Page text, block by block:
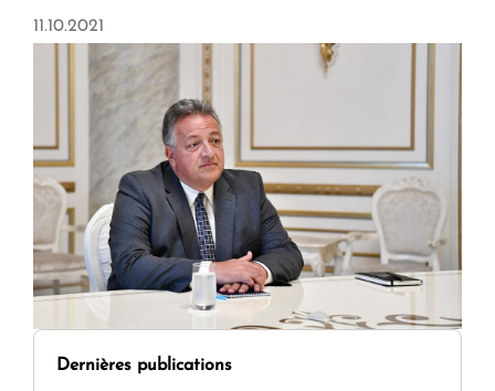
11.10.2021
Dernières publications